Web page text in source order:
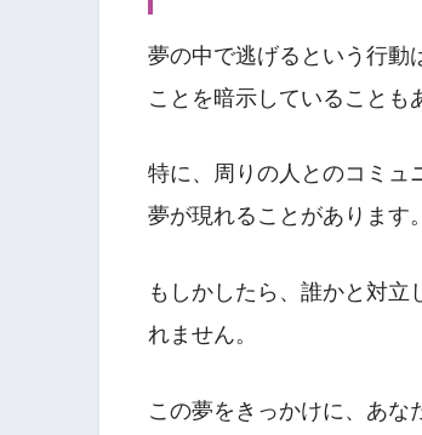
夢の中で逃げるという行動
ことを暗示していることも
特に、周りの人とのコミュ
夢が現れることがあります。
もしかしたら、誰かと対立
れません。
この夢をきっかけに、あな